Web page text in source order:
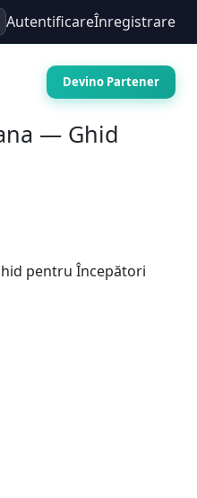
AutentificareÎnregistrare
Devino Partener
— Ghid